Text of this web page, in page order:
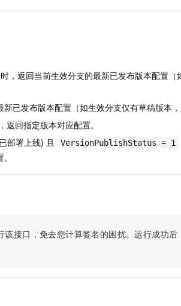
，返回当前生效分支的最新已发布版本配置（
已发布版本配置（如生效分支仅有草稿版本，
返回指定版本对应配置。
部署上线) 且 VersionPublishStatus = 1
该接口，免去您计算签名的困扰。运行成功
构建
化的应用模版和解决方案
服务平台百炼-智能体
化地构建企业级 Agent
平台 PAI
面向真实软件
自动承接线索
理
模板建站